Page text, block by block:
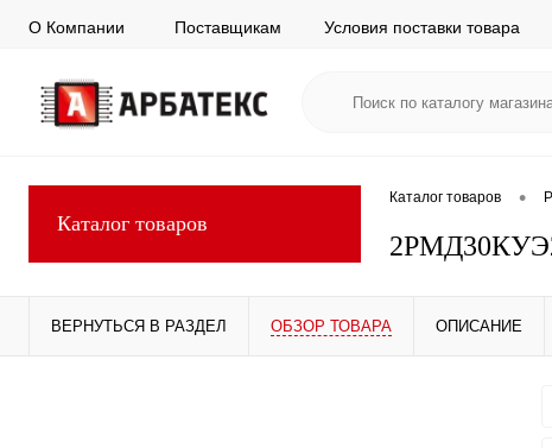
О Компании Поставщикам Условия поставки товара
Каталог товаров
Каталог товаров •
ВЕРНУТЬСЯ В РАЗДЕЛ ОБЗОР ТОВАРА ОПИСАНИЕ